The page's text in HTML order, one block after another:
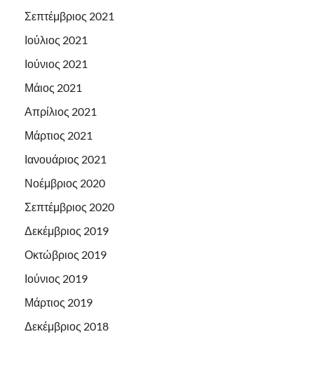
Σεπτέμβριος 2021
Ιούλιος 2021
Ιούνιος 2021
Μάιος 2021
Απρίλιος 2021
Μάρτιος 2021
Ιανουάριος 2021
Νοέμβριος 2020
Σεπτέμβριος 2020
Δεκέμβριος 2019
Οκτώβριος 2019
Ιούνιος 2019
Μάρτιος 2019
Δεκέμβριος 2018